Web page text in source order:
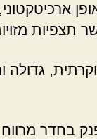
תצפיות
גדולה
בחדר